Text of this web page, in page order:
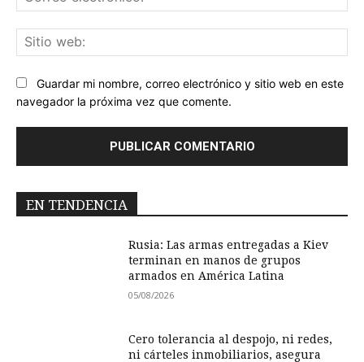
Guardar mi nombre, correo electrónico y sitio web en este
navegador la próxima vez que comente.
EN TENDENCIA
Rusia: Las armas entregadas a Kiev
terminan en manos de grupos
armados en América Latina
05/08/2026
Cero tolerancia al despojo, ni redes,
ni cárteles inmobiliarios, asegura